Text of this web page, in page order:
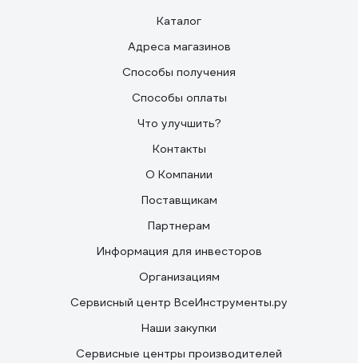
Каталог
Адреса магазинов
Способы получения
Способы оплаты
Что улучшить?
Контакты
О Компании
Поставщикам
Партнерам
Информация для инвесторов
Организациям
Сервисный центр ВсеИнструменты.ру
Наши закупки
Сервисные центры производителей